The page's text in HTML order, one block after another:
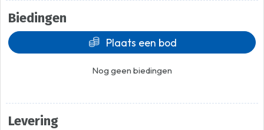
Biedingen
Plaats een bod
Nog geen biedingen
Levering